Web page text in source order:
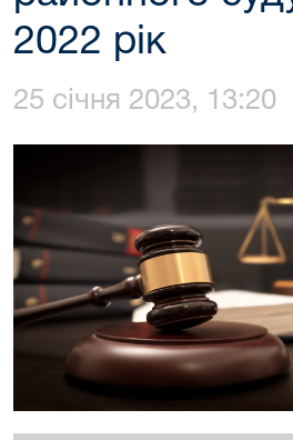
2022 рік
25 січня 2023, 13:20